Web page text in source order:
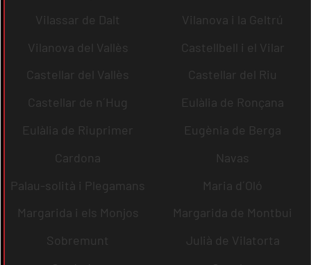
Vilassar de Dalt
Vilanova i la Geltrú
Vilanova del Vallès
Castellbell i el Vilar
Castellar del Vallès
Castellar del Riu
Castellar de n´Hug
Eulàlia de Ronçana
Eulàlia de Riuprimer
Eugènia de Berga
Cardona
Navas
Palau-solità i Plegamans
Maria d´Oló
Margarida i els Monjos
Margarida de Montbui
Sobremunt
Julià de Vilatorta